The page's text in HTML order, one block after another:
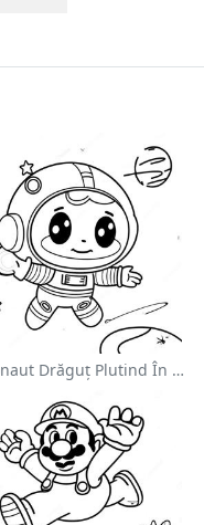
Astronaut Drăguț Plutind În Spațiu - Pagina De Colorat